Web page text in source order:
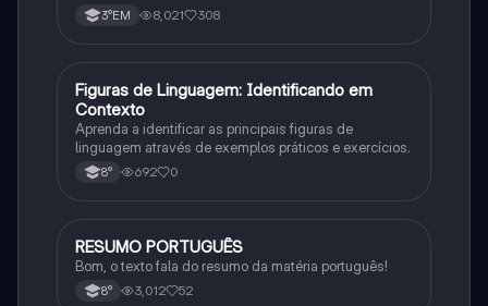
3°EM 8,021 308
FPortuguês
Figuras de Linguagem: Identificando em
Contexto
Aprenda a identificar as principais figuras de
linguagem através de exemplos práticos e exercícios.
8° 692 0
Português
RESUMO PORTUGUÊS
Bom, o texto fala do resumo da matéria português!
8° 3,012 52